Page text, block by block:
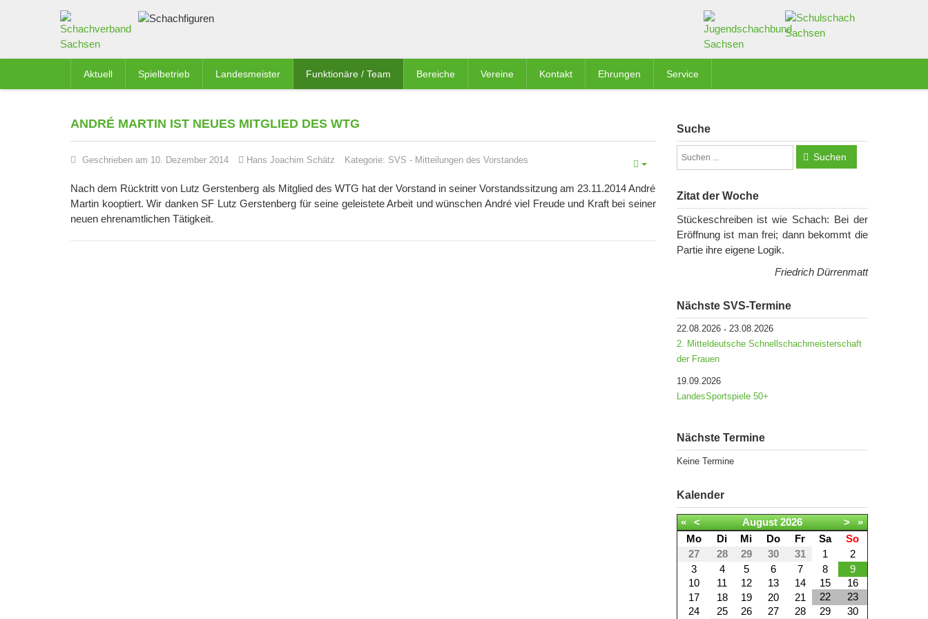
Aktuell Spielbetrieb Landesmeister Funktionäre / Team Bereiche Vereine Kontakt Ehrungen Service
ANDRÉ MARTIN IST NEUES MITGLIED DES WTG
Geschrieben am 10. Dezember 2014 Hans Joachim Schätz Kategorie: SVS - Mitteilungen des Vorstandes
Nach dem Rücktritt von Lutz Gerstenberg als Mitglied des WTG hat der Vorstand in seiner Vorstandssitzung am 23.11.2014 André
Martin kooptiert. Wir danken SF Lutz Gerstenberg für seine geleistete Arbeit und wünschen André viel Freude und Kraft bei seiner
neuen ehrenamtlichen Tätigkeit.
Suche
Suchen
Zitat der Woche
Stückeschreiben ist wie Schach: Bei der
Eröffnung ist man frei; dann bekommt die
Partie ihre eigene Logik.
Friedrich Dürrenmatt
Nächste SVS-Termine
22.08.2026- 23.08.2026
2. Mitteldeutsche Schnellschachmeisterschaft
der Frauen
19.09.2026
LandesSportspiele 50+
Nächste Termine
Keine Termine
Kalender
« < August 2026 >
»
Mo
Di Mi Do Fr Sa
So
27
28 29 30 31 1
2
3
4 5 6 7 8
9
10
11 12 13 14 15
16
17
18 19 20 21 22
23
24
25 26 27 28 29
30